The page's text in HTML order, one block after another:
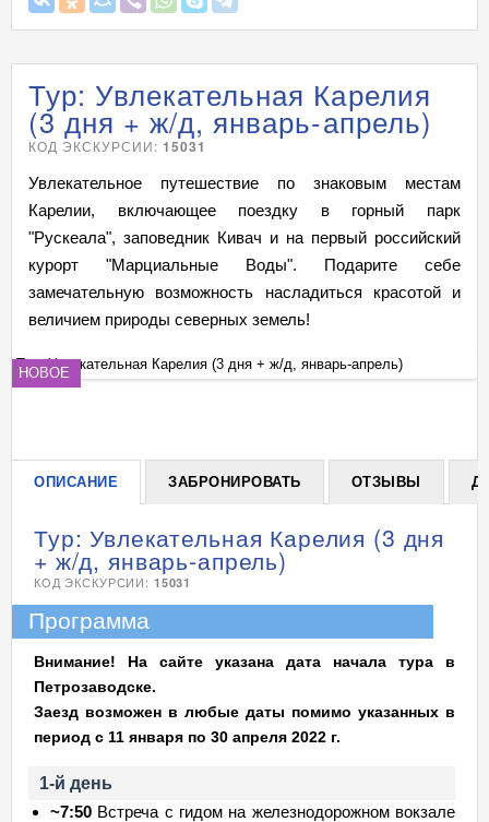
Тур: Увлекательная Карелия
(3 дня + ж/д, январь-апрель)
КОД ЭКСКУРСИИ: 15031
Увлекательное путешествие по знаковым местам
Карелии, включающее поездку в горный парк
"Рускеала", заповедник Кивач и на первый российский
курорт "Марциальные Воды". Подарите себе
замечательную возможность насладиться красотой и
величием природы северных земель!
НОВОЕ
Тур: Увлекательная Карелия (3 дня + ж/д, январь-апрель)
ОПИСАНИЕ ЗАБРОНИРОВАТЬ ОТЗЫВЫ
Тур: Увлекательная Карелия (3 дня
+ ж/д, январь-апрель)
КОД ЭКСКУРСИИ: 15031
Программа
Внимание! На сайте указана дата начала тура в
Петрозаводске.
Заезд возможен в любые даты помимо указанных в
период с 11 января по 30 апреля 2022 г.
1-й день
~7:50 Встреча с гидом на железнодорожном вокзале